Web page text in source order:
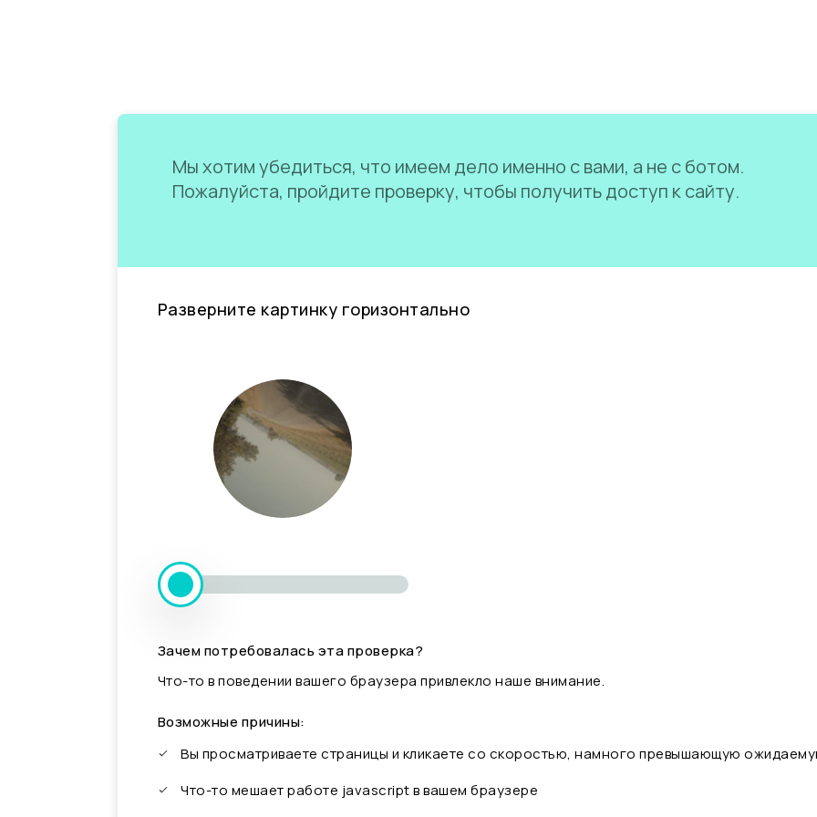
Мы хотим убедиться, что имеем дело именно с вами, а не с ботом.
Пожалуйста, пройдите проверку, чтобы получить доступ к сайту.
Разверните картинку горизонтально
Зачем потребовалась эта проверка?
Что-то в поведении вашего браузера привлекло наше внимание.
Возможные причины:
Вы просматриваете страницы и кликаете со скоростью, намного превышающую
Что-то мешает работе javascript в вашем браузере